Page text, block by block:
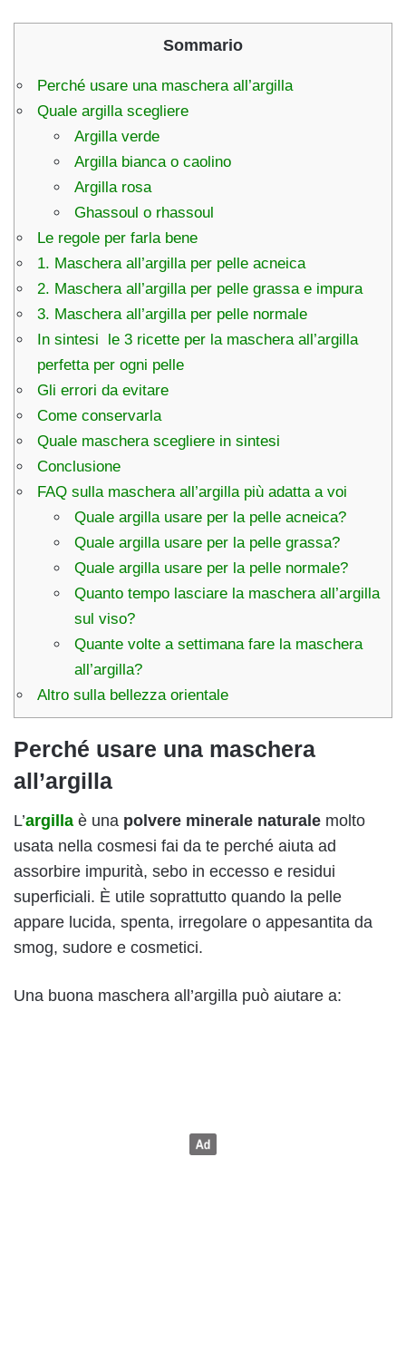
Sommario
Perché usare una maschera all’argilla
Quale argilla scegliere
Argilla verde
Argilla bianca o caolino
Argilla rosa
Ghassoul o rhassoul
Le regole per farla bene
1. Maschera all’argilla per pelle acneica
2. Maschera all’argilla per pelle grassa e impura
3. Maschera all’argilla per pelle normale
In sintesi le 3 ricette per la maschera all’argilla
perfetta per ogni pelle
Gli errori da evitare
Come conservarla
Quale maschera scegliere in sintesi
Conclusione
FAQ sulla maschera all’argilla più adatta a voi
Quale argilla usare per la pelle acneica?
Quale argilla usare per la pelle grassa?
Quale argilla usare per la pelle normale?
Quanto tempo lasciare la maschera all’argilla
sul viso?
Quante volte a settimana fare la maschera
all’argilla?
Altro sulla bellezza orientale
Perché usare una maschera
all’argilla
L’argilla è una polvere minerale naturale molto
usata nella cosmesi fai da te perché aiuta ad
assorbire impurità, sebo in eccesso e residui
superficiali. È utile soprattutto quando la pelle
appare lucida, spenta, irregolare o appesantita da
smog, sudore e cosmetici.
Una buona maschera all’argilla può aiutare a: